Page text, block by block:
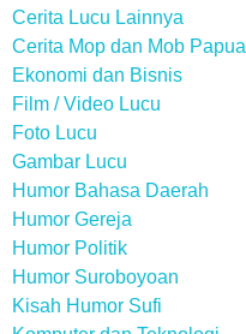
Cerita Lucu Lainnya
Cerita Mop dan Mob Papua
Ekonomi dan Bisnis
Film / Video Lucu
Foto Lucu
Gambar Lucu
Humor Bahasa Daerah
Humor Gereja
Humor Politik
Humor Suroboyoan
Kisah Humor Sufi